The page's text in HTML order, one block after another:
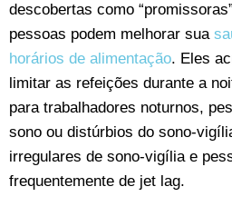
descobertas como
pessoas podem melhorar sua
horários de alimentação. Eles
limitar as refeições durante a
para trabalhadores noturnos,
sono ou distúrbios do sono-
irregulares de sono-vigília e
frequentemente de jet lag.